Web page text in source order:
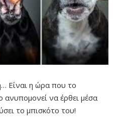
Είναι η ώρα που το
να έρθει μέσα
το μπισκότο του!